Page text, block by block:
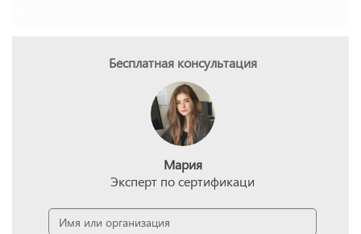
Бесплатная консультация
Мария
Эксперт по сертификаци